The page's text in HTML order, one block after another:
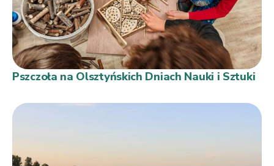
Pszczoła na Olsztyńskich Dniach Nauki i Sztuki